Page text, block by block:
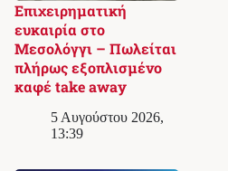
Επιχειρηματική
ευκαιρία στο
Μεσολόγγι – Πωλείται
πλήρως εξοπλισμένο
καφέ take away
5 Αυγούστου 2026,
13:39